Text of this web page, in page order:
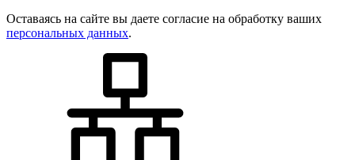
Оставаясь на сайте вы даете согласие на обработку ваших
персональных данных.